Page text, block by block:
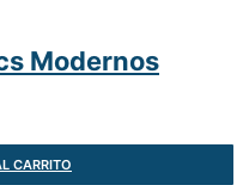
Modernos
CARRITO